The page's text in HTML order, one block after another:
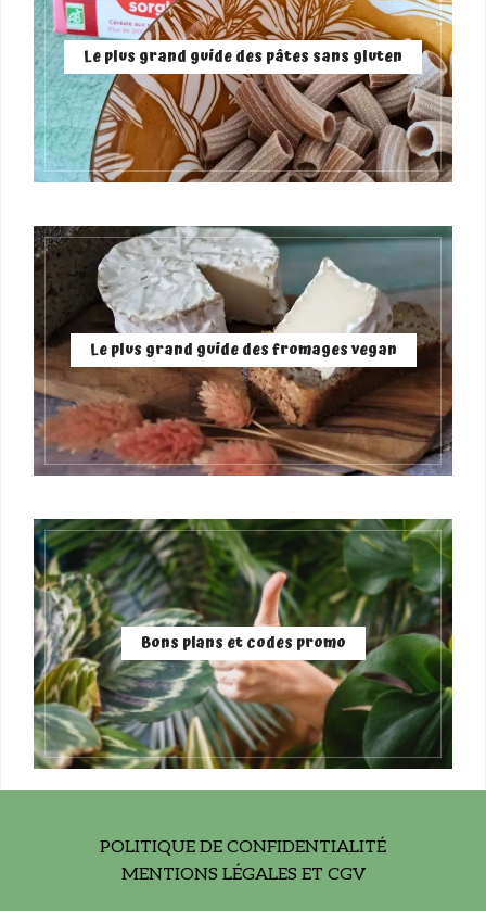
Le plus grand guide des pâtes sans gluten
Le plus grand guide des fromages vegan
Bons plans et codes promo
POLITIQUE DE CONFIDENTIALITÉ
MENTIONS LÉGALES ET CGV